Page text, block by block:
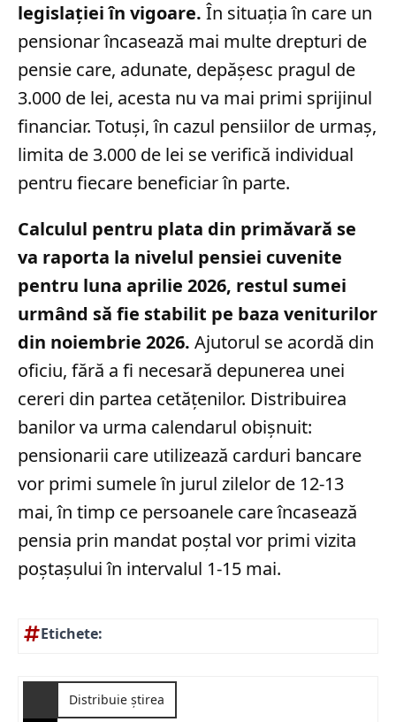
legislației în vigoare. În situația în care un
pensionar încasează mai multe drepturi de
pensie care, adunate, depășesc pragul de
3.000 de lei, acesta nu va mai primi sprijinul
financiar. Totuși, în cazul pensiilor de urmaș,
limita de 3.000 de lei se verifică individual
pentru fiecare beneficiar în parte.
Calculul pentru plata din primăvară se
va raporta la nivelul pensiei cuvenite
pentru luna aprilie 2026, restul sumei
urmând să fie stabilit pe baza veniturilor
din noiembrie 2026. Ajutorul se acordă din
oficiu, fără a fi necesară depunerea unei
cereri din partea cetățenilor. Distribuirea
banilor va urma calendarul obișnuit:
pensionarii care utilizează carduri bancare
vor primi sumele în jurul zilelor de 12-13
mai, în timp ce persoanele care încasează
pensia prin mandat poștal vor primi vizita
poștașului în intervalul 1-15 mai.
Etichete:
Distribuie știrea